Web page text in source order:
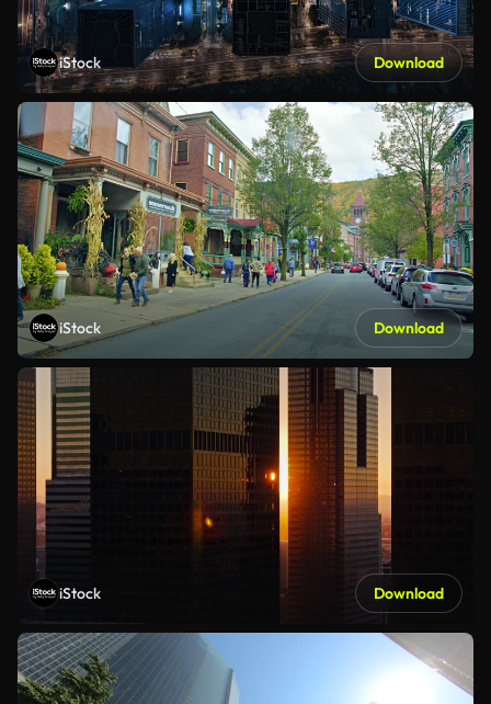
iStock Download
iStock Download
iStock Download